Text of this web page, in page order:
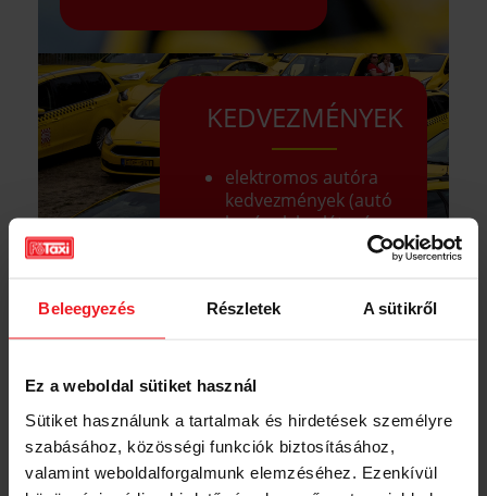
Beleegyezés Részletek A sütikről
Ez a weboldal sütiket használ
Sütiket használunk a tartalmak és hirdetések személyre
szabásához, közösségi funkciók biztosításához,
valamint weboldalforgalmunk elemzéséhez. Ezenkívül
KEDVEZMÉNYEK
elektromos autóra
kedvezmények (autó
korának korlátozása
kedvezmények,
biztosítunk az
számára,
mentorprogram és
folyamatos